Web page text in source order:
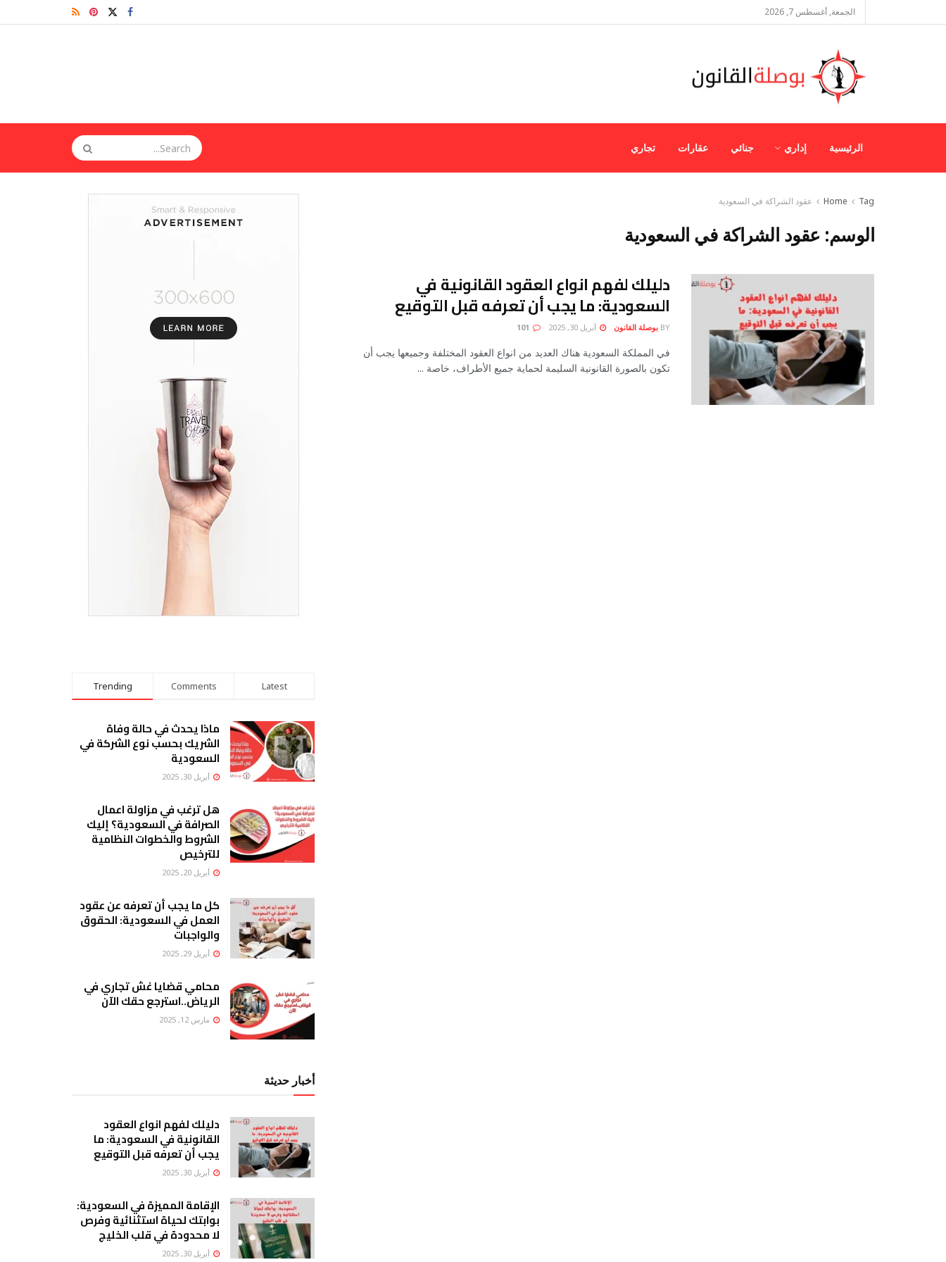
الجمعة, أغسطس 7, 2026
الرئيسية إداري جنائي عقارات تجاري
Home Tag عقود الشراكة في السعودية
الوسم: عقود الشراكة في السعودية
دليلك لفهم انواع العقود القانونية في
السعودية: ما يجب أن تعرفه قبل التوقيع
BY بوصلة القانون أبريل 30, 2025
في المملكة السعودية هناك العديد من انواع العقود المختلفة وجميعها يجب أن
تكون بالصورة القانونية السليمة لحماية جميع الأطراف، خاصة ...
Trending Comments Latest
ماذا يحدث في حالة وفاة
الشريك بحسب نوع الشركة في
السعودية
أبريل 30, 2025
هل ترغب في مزاولة اعمال
الصرافة في السعودية؟ إليك
الشروط والخطوات النظامية
للترخيص
أبريل 20, 2025
كل ما يجب أن تعرفه عن عقود
العمل في السعودية: الحقوق
والواجبات
أبريل 29, 2025
محامي قضايا غش تجاري في
الرياض..استرجع حقك الآن
مارس 12, 2025
أخبار حديثة
دليلك لفهم انواع العقود
القانونية في السعودية: ما
يجب أن تعرفه قبل التوقيع
أبريل 30, 2025
الإقامة المميزة في السعودية:
بوابتك لحياة استثنائية وفرص
لا محدودة في قلب الخليج
أبريل 30, 2025